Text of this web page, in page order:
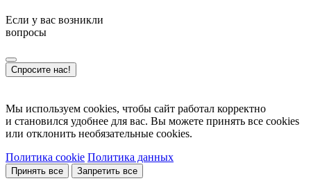
Если у вас возникли
вопросы
Спросите нас!
Мы используем cookies, чтобы сайт работал корректно
и становился удобнее для вас. Вы можете принять все cookies
или отклонить необязательные cookies.
Политика cookie Политика данных
Принять все Запретить все